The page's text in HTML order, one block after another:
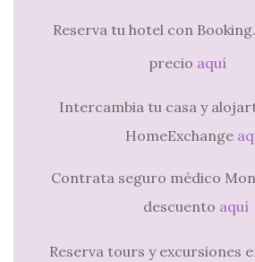
Reserva tu hotel con
precio aquí
Intercambia tu casa y
HomeExchange
Contrata seguro médico
descuento aquí
Reserva tours y excursiones